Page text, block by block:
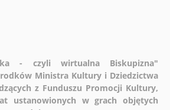
- czyli wirtualna Biskupizna"
Ministra Kultury i Dziedzictwa
z Funduszu Promocji Kultury,
ustanowionych w grach objętych